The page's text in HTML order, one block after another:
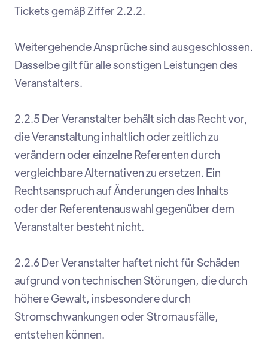
Tickets gemäß Ziffer 2.2.2.
Weitergehende Ansprüche sind ausgeschlossen.
Dasselbe gilt für alle sonstigen Leistungen des
Veranstalters.
2.2.5 Der Veranstalter behält sich das Recht vor,
die Veranstaltung inhaltlich oder zeitlich zu
verändern oder einzelne Referenten durch
vergleichbare Alternativen zu ersetzen. Ein
Rechtsanspruch auf Änderungen des Inhalts
oder der Referentenauswahl gegenüber dem
Veranstalter besteht nicht.
2.2.6 Der Veranstalter haftet nicht für Schäden
aufgrund von technischen Störungen, die durch
höhere Gewalt, insbesondere durch
Stromschwankungen oder Stromausfälle,
entstehen können.